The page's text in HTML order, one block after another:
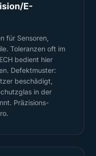
E-
für Sensoren,
Toleranzen oft im
bedient hier
Defektmuster:
beschädigt,
in der
Präzisions-